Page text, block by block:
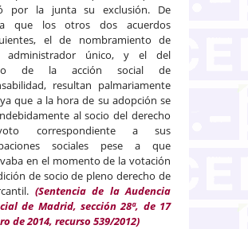
por la junta su exclusión. De
que los otros dos acuerdos
el de nombramiento de
administrador único, y el del
de la acción social de
resultan palmariamente
que a la hora de su adopción se
al socio del derecho
correspondiente a sus
sociales pese a que
en el momento de la votación
de socio de pleno derecho de
(Sentencia de la Audencia
de Madrid, sección 28ª, de 17
de 2014, recurso 539/2012)